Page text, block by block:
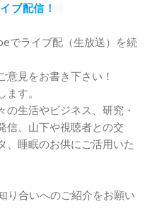
ブ配信！
でライブ配（生放送）を続
意見をお書き下さい！
す。
生活やビジネス、研究・
信、山下や視聴者との交
、睡眠のお供にご活用いた
り合いへのご紹介をお願い